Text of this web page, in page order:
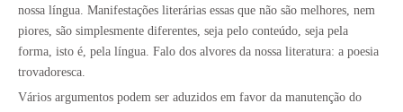
nossa língua. Manifestações literárias essas que não são melhores, nem
piores, são simplesmente diferentes, seja pelo conteúdo, seja pela
forma, isto é, pela língua. Falo dos alvores da nossa literatura: a poesia
trovadoresca.
Vários argumentos podem ser aduzidos em favor da manutenção do